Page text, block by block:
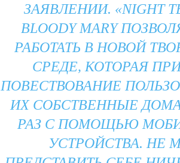
ЗАЯВЛЕНИИ. «NIGHT
BLOODY MARY
РАБОТАТЬ В НОВОЙ
СРЕДЕ, КОТОРАЯ
ПОВЕСТВОВАНИЕ
ИХ СОБСТВЕННЫЕ
РАЗ С ПОМОЩЬЮ
УСТРОЙСТВА. НЕ